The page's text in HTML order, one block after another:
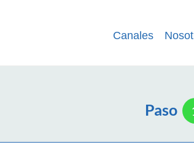
Canales
Paso